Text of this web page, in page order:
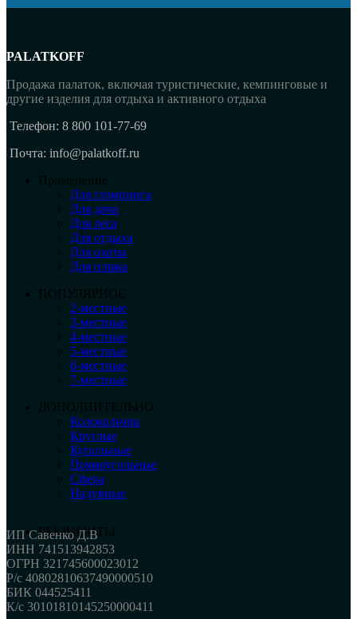
PALATKOFF
Продажа палаток, включая туристические, кемпинговые и
другие изделия для отдыха и активного отдыха
Телефон: 8 800 101-77-69
Почта: info@palatkoff.ru
Применение
Для глэмпинга
Для дачи
Для леса
Для отдыха
Для охоты
Для пляжа
ПОПУЛЯРНОЕ
2-местные
3-местные
4-местные
5-местные
6-местные
7-местные
ДОПОЛНИТЕЛЬНО
Колокольчик
Круглые
Купольные
Прямоугольные
Сфера
Надувные
РЕКВИЗИТЫ
ИП Савенко Д.В
ИНН 741513942853
ОГРН 321745600023012
Р/с 40802810637490000510
БИК 044525411
К/с 30101810145250000411